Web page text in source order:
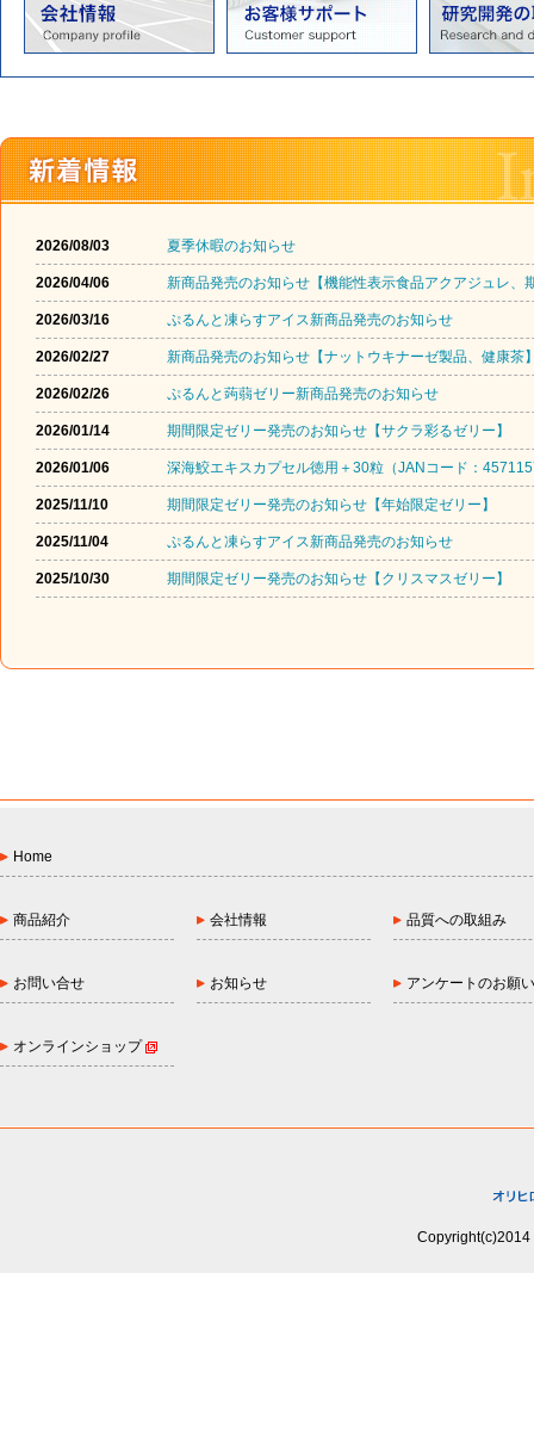
2026/08/03 夏季休暇のお知らせ
2026/04/06 新商品発売のお知らせ【機能性表示食品アクアジュレ、
2026/03/16 ぷるんと凍らすアイス新商品発売のお知らせ
2026/02/27 新商品発売のお知らせ【ナットウキナーゼ製品、健康茶
2026/02/26 ぷるんと蒟蒻ゼリー新商品発売のお知らせ
2026/01/14 期間限定ゼリー発売のお知らせ【サクラ彩るゼリー】
2026/01/06 深海鮫エキスカプセル徳用＋30粒（JANコード：
2025/11/10 期間限定ゼリー発売のお知らせ【年始限定ゼリー】
2025/11/04 ぷるんと凍らすアイス新商品発売のお知らせ
2025/10/30 期間限定ゼリー発売のお知らせ【クリスマスゼリー】
Home
商品紹介 会社情報 品質への取組み
お問い合せ お知らせ アンケートのお願い
オンラインショップ
Copyright(c)2014